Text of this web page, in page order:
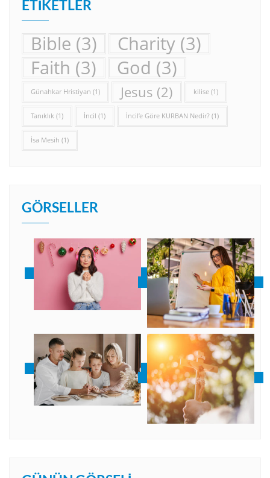
ETIKETLER
Bible (3) Charity (3)
Faith (3) God (3)
Günahkar Hristiyan (1) Jesus (2) kilise (1)
Tanıklık (1) İncil (1) İncil’e Göre KURBAN Nedir? (1)
İsa Mesih (1)
GÖRSELLER